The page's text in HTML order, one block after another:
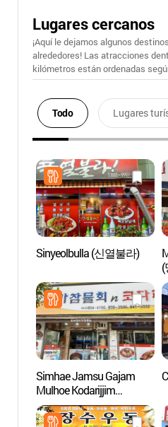
Lugares cercanos
¡Aquí le dejamos algunos
alrededores! Las atracciones
kilómetros están ordenadas
Todo Lugares
Sinyeolbulla (신열불라)
Simhae Jamsu Gajam
Mulhoe Kodarijjim
(심해잠수가잠물회코다
리찜)